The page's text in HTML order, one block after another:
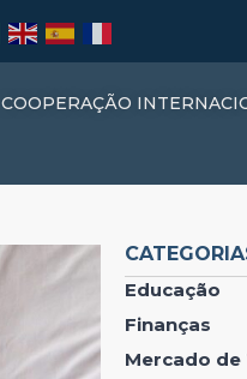
COOPERAÇÃO
Educação
Finanças
Mercado de